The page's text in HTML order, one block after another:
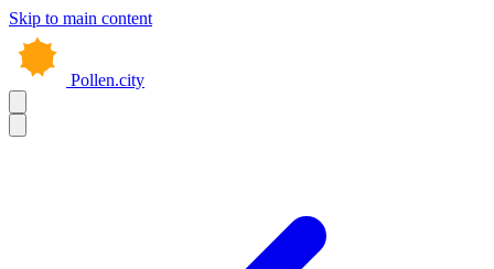
Skip to main content
Pollen.city